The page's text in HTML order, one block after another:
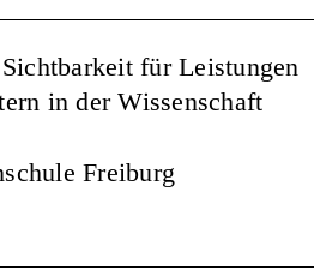
für Leistungen
in der Wissenschaft
Freiburg